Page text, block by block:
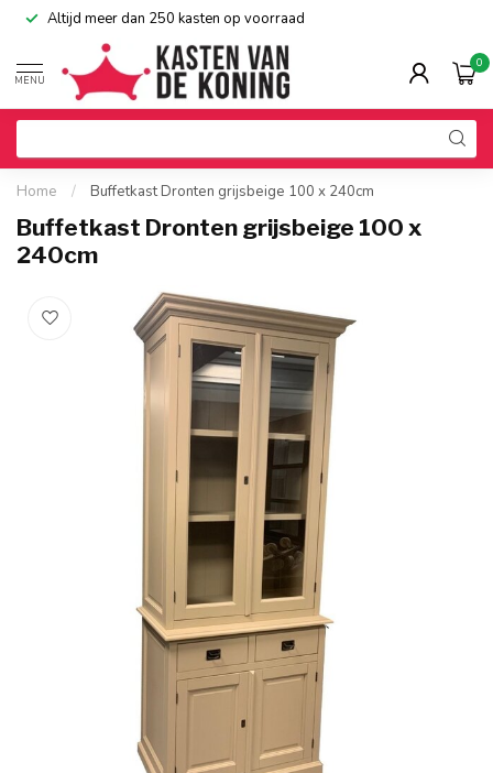
Altijd meer dan 250 kasten op voorraad
MENU
0
Home / Buffetkast Dronten grijsbeige 100 x 240cm
Buffetkast Dronten grijsbeige 100 x
240cm